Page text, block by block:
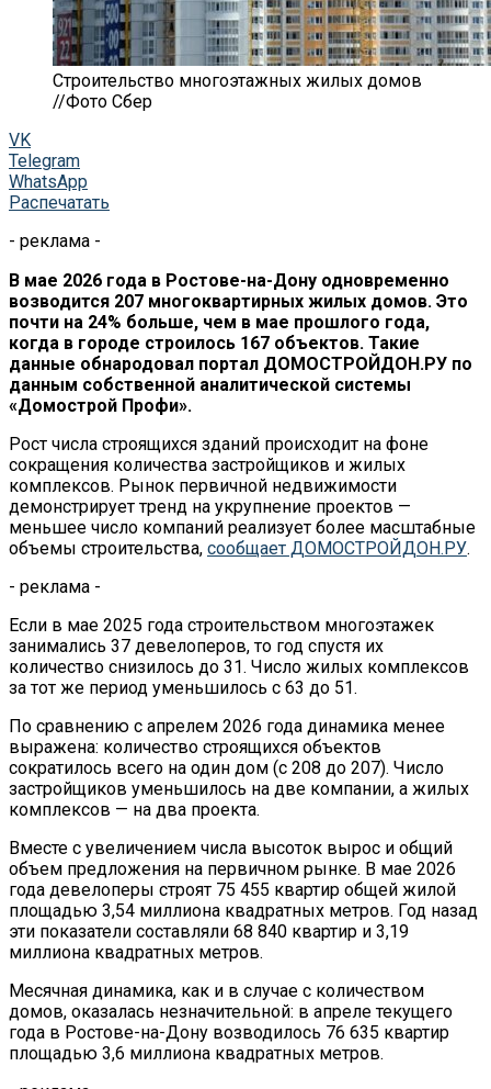
Строительство многоэтажных жилых домов
//Фото Сбер
VK
Telegram
WhatsApp
Распечатать
- реклама -
В мае 2026 года в Ростове-на-Дону одновременно
возводится 207 многоквартирных жилых домов. Это
почти на 24% больше, чем в мае прошлого года,
когда в городе строилось 167 объектов. Такие
данные обнародовал портал ДОМОСТРОЙДОН.РУ по
данным собственной аналитической системы
«Домострой Профи».
Рост числа строящихся зданий происходит на фоне
сокращения количества застройщиков и жилых
комплексов. Рынок первичной недвижимости
демонстрирует тренд на укрупнение проектов —
меньшее число компаний реализует более масштабные
объемы строительства, сообщает ДОМОСТРОЙДОН.РУ.
- реклама -
Если в мае 2025 года строительством многоэтажек
занимались 37 девелоперов, то год спустя их
количество снизилось до 31. Число жилых комплексов
за тот же период уменьшилось с 63 до 51.
По сравнению с апрелем 2026 года динамика менее
выражена: количество строящихся объектов
сократилось всего на один дом (с 208 до 207). Число
застройщиков уменьшилось на две компании, а жилых
комплексов — на два проекта.
Вместе с увеличением числа высоток вырос и общий
объем предложения на первичном рынке. В мае 2026
года девелоперы строят 75 455 квартир общей жилой
площадью 3,54 миллиона квадратных метров. Год назад
эти показатели составляли 68 840 квартир и 3,19
миллиона квадратных метров.
Месячная динамика, как и в случае с количеством
домов, оказалась незначительной: в апреле текущего
года в Ростове-на-Дону возводилось 76 635 квартир
площадью 3,6 миллиона квадратных метров.